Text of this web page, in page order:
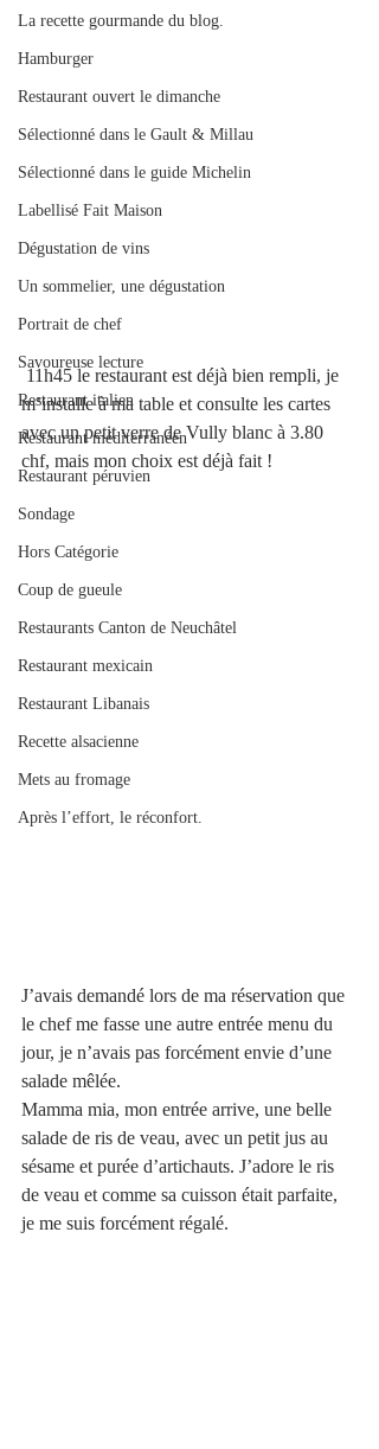
La recette gourmande du blog.
Hamburger
Restaurant ouvert le dimanche
Sélectionné dans le Gault & Millau
Sélectionné dans le guide Michelin
Labellisé Fait Maison
Dégustation de vins
Un sommelier, une dégustation
Portrait de chef
Savoureuse lecture
Restaurant italien
Restaurant méditerranéen
Restaurant péruvien
Sondage
Hors Catégorie
Coup de gueule
Restaurants Canton de Neuchâtel
Restaurant mexicain
Restaurant Libanais
Recette alsacienne
Mets au fromage
Après l’effort, le réconfort.
11h45 le restaurant est déjà bien rempli, je
m’installe à ma table et consulte les cartes
avec un petit verre de Vully blanc à 3.80
chf, mais mon choix est déjà fait !
J’avais demandé lors de ma réservation que
le chef me fasse une autre entrée menu du
jour, je n’avais pas forcément envie d’une
salade mêlée.
Mamma mia, mon entrée arrive, une belle
salade de ris de veau, avec un petit jus au
sésame et purée d’artichauts. J’adore le ris
de veau et comme sa cuisson était parfaite,
je me suis forcément régalé.